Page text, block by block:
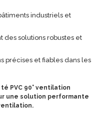
industriels et
des solutions robustes et
précises et fiables dans les
PVC 90° ventilation
une solution performante